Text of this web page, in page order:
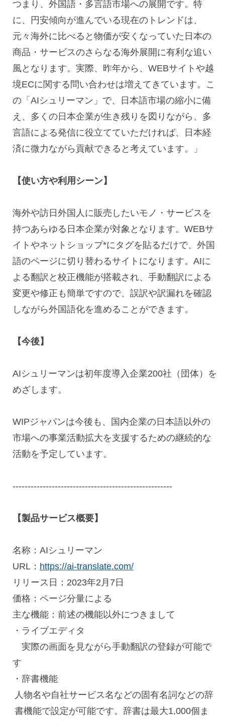
つまり、外国語・多言語市場への展開です。特
に、円安傾向が進んでいる現在のトレンドは、
元々海外に比べると物価が安くなっていた日本の
商品・サービスのさらなる海外展開に有利な追い
風となります。実際、昨年から、 WEBサイトや越
境ECに関する問い合わせは増えてきています。こ
の「 AIシュリーマン」で、日本語市場の縮小に備
え、多くの日本企業が生き残りを図りながら、多
言語による発信に役立てていただければ、日本経
済に微力ながら貢献できると考えています。」
【使い方や利用シーン】
海外や訪日外国人に販売したいモノ・サービスを
持つあらゆる日本企業が対象となります。 WEBサ
イトやネットショップ*にタグを貼るだけで、外国
語のページに切り替わるサイトになります。 AIに
よる翻訳と校正機能が搭載され、手動翻訳による
変更や修正も簡単ですので、誤訳や訳漏れを確認
しながら外国語化を進めることができます。
【今後】
AIシュリーマンは初年度導入企業200社（団体）を
めざします。
WIPジャパンは今後も、国内企業の日本語以外の
市場への事業活動拡大を支援するための継続的な
活動を予定しています。
-----------------------------------------------------
【製品サービス概要】
名称： AIシュリーマン
URL： https://ai-translate.com/
リリース日： 2023年2 月 7 日
価格：ページ分量による
主な機能：前述の機能以外につきまして
・ライブエディタ
実際の画面を見ながら手動翻訳の登録が可能で
す
・辞書機能
人物名や自社サービス名などの固有名詞などの辞
書機能で設定が可能です。辞書は最大1,000個ま